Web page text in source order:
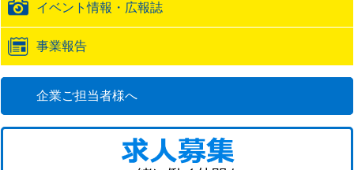
イベント情報・広報誌
事業報告
企業ご担当者様へ